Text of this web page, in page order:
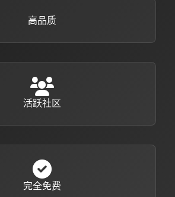
高品质
活跃社区
完全免费